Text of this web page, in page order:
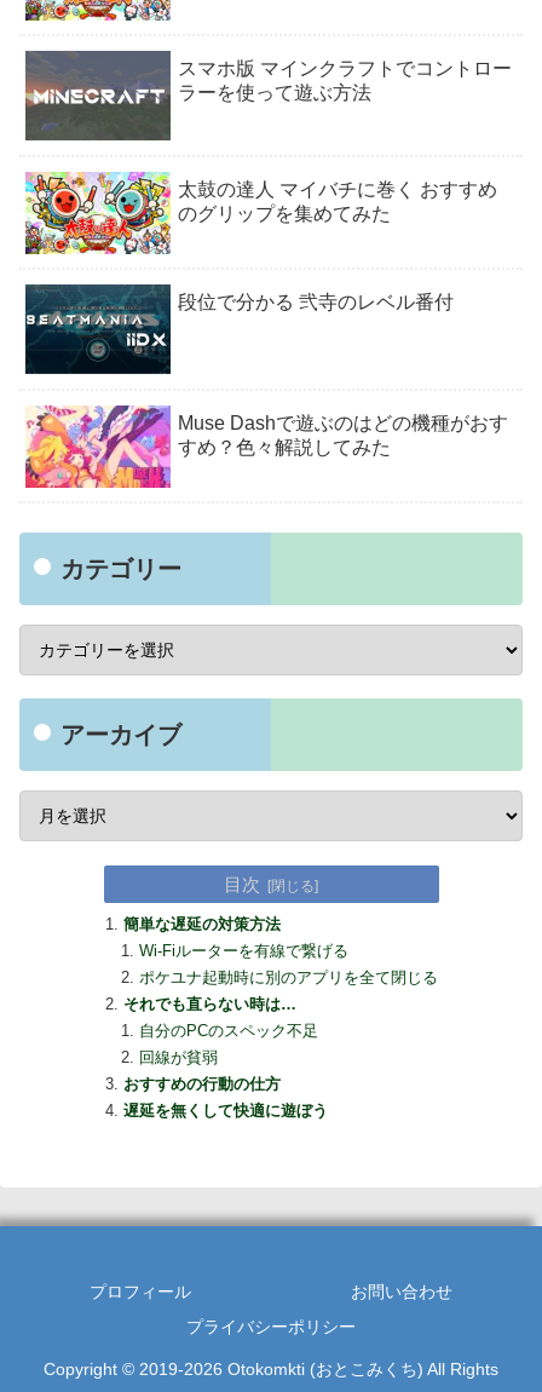
スマホ版 マインクラフトでコントロー
ラーを使って遊ぶ方法
太鼓の達人 マイバチに巻く おすすめ
のグリップを集めてみた
段位で分かる 弐寺のレベル番付
Muse Dashで遊ぶのはどの機種がおす
すめ？色々解説してみた
カテゴリー
アーカイブ
目次
簡単な遅延の対策方法
Wi-Fiルーターを有線で繋げる
ポケユナ起動時に別のアプリを全て閉じる
それでも直らない時は…
自分のPCのスペック不足
回線が貧弱
おすすめの行動の仕方
遅延を無くして快適に遊ぼう
プロフィール
お問い合わせ
プライバシーポリシー
Copyright © 2019-2026 Otokomkti (おとこみくち) All Rights